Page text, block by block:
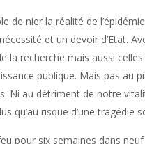
de nier la réalité de
et un devoir d’Etat.
la recherche mais aussi
publique. Mais pas au
Ni au détriment de notre
qu’au risque d’une tragédie
pour six semaines dans